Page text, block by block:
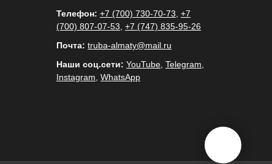
Телефон: +7 (700) 730-70-73 +7
(700) 807-07-53 +7 (747) 835-95-26
Почта: truba-almaty@mail.ru
Наши соц.сети: YouTube Telegram
Instagram WhatsApp